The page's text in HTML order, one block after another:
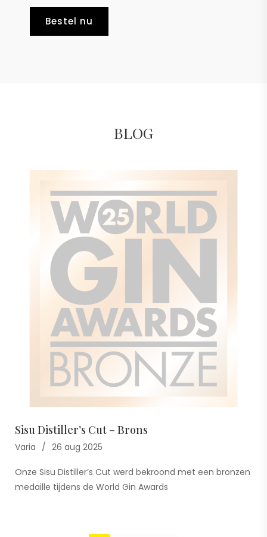
Bestel nu
BLOG
Sisu Distiller’s Cut – Brons
Varia 26 aug 2025
Onze Sisu Distiller’s Cut werd bekroond met een bronzen
medaille tijdens de World Gin Awards